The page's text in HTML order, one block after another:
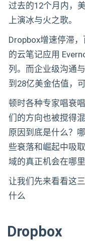
过去的12个月内，
上演冰与火之歌。
Dropbox增速停滞
的云笔记应用
列。而企业级沟通
到28亿美金估值，
顿时各种专家唱衰
们的方向也被搅得
原因到底是什么？
些衰落和崛起中吸
域的真正机会在哪
让我们先来看看这
什么
Dropbox